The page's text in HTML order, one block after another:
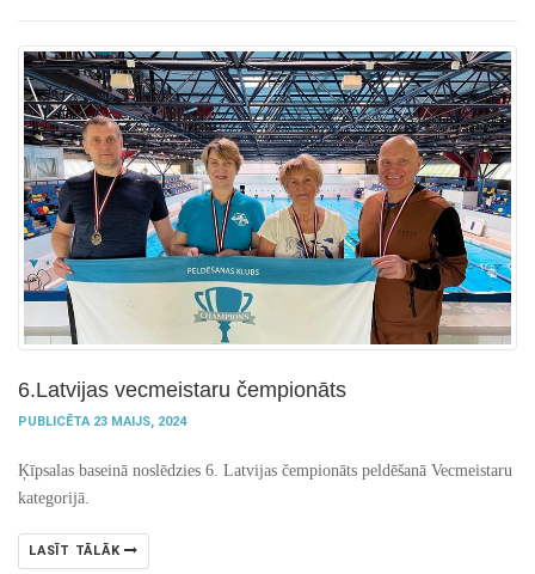
6.Latvijas vecmeistaru čempionāts
PUBLICĒTA 23 MAIJS, 2024
Ķīpsalas baseinā noslēdzies 6. Latvijas čempionāts peldēšanā Vecmeistaru
kategorijā.
LASĪT TĀLĀK